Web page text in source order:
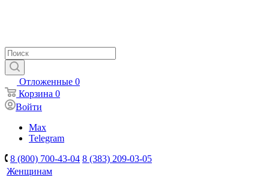
Отложенные 0
Корзина 0
Войти
Max
Telegram
8 (800) 700-43-04 8 (383) 209-03-05
Женщинам